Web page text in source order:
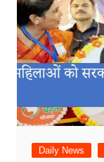
Daily News